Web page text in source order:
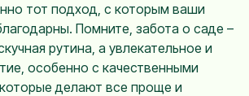
тот подход, с которым ваши
Помните, забота о саде –
рутина, а увлекательное и
особенно с качественными
делают все проще и